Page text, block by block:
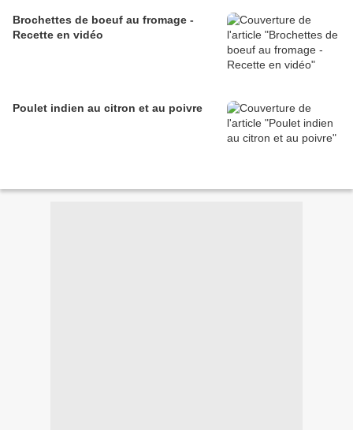
Brochettes de boeuf au fromage -
Recette en vidéo
Poulet indien au citron et au poivre